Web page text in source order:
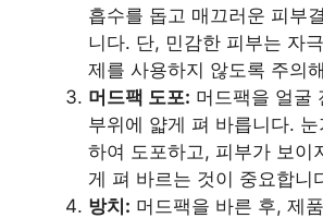
흡수를 돕고 매끄러운 피부
니다. 단, 민감한 피부는 자
제를 사용하지 않도록 주의
머드팩 도포: 머드팩을 얼굴
부위에 얇게 펴 바릅니다.
하여 도포하고, 피부가 보이
게 펴 바르는 것이 중요합니
방치: 머드팩을 바른 후, 제